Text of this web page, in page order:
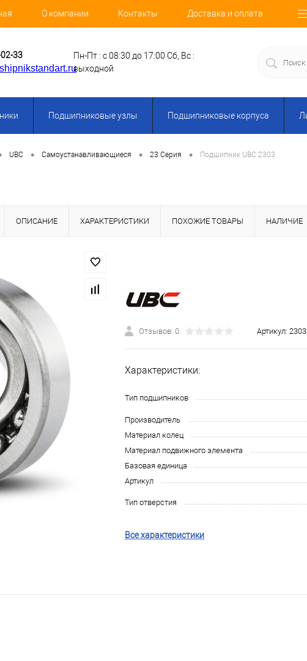
О компании Контакты Доставка и оплата
33 Пн-Пт : с 08:30 до 17:00 Сб, Вс :
выходной
Подшипниковые узлы Подшипниковые корпуса
UBC • Самоустанавливающиеся • 23 Серия • Подшипник UBC 2303
ОПИСАНИЕ ХАРАКТЕРИСТИКИ ПОХОЖИЕ ТОВАРЫ НАЛИЧИЕ
Отзывов: 0 Артикул: 2303
Характеристики:
Тип подшипников
Производитель
Материал колец
Материал подвижного элемента
Базовая единица
Артикул
Тип отверстия
Все характеристики